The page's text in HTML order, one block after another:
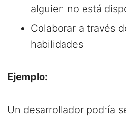
alguien no está
Colaborar a través
habilidades
Ejemplo:
Un desarrollador podría